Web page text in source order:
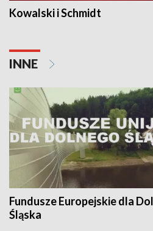
Kowalski i Schmidt
INNE
Fundusze Europejskie dla
Śląska